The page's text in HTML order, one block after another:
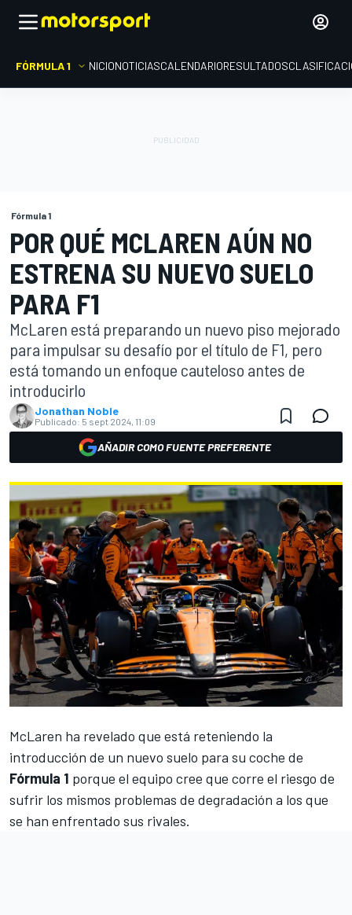
FÓRMULA 1 INICIONOTICIASCALENDARIORESULTADOS
Fórmula 1
POR QUÉ MCLAREN AÚN NO
ESTRENA SU NUEVO SUELO
PARA F1
McLaren está preparando un nuevo piso mejorado
para impulsar su desafío por el título de F1, pero
está tomando un enfoque cauteloso antes de
introducirlo
Jonathan Noble
Publicado: 5 sept 2024, 11:09
AÑADIR COMO FUENTE PREFERENTE
McLaren ha revelado que está reteniendo la
introducción de un nuevo suelo para su coche de
Fórmula 1 porque el equipo cree que corre el riesgo de
sufrir los mismos problemas de degradación a los que
se han enfrentado sus rivales.